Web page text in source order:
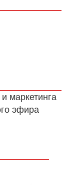
маркетинга
эфира